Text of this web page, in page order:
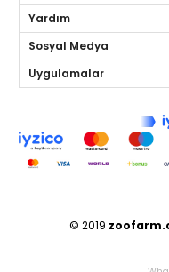
Yardım
Sosyal Medya
Uygulamalar
© 2019 zoofarm